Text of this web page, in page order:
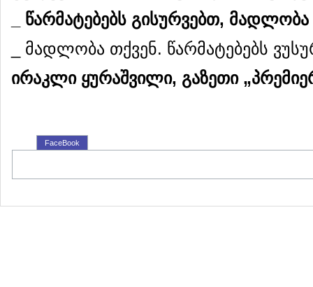
_ წარმატებებს გისურვებთ,
_ მადლობა თქვენ. წარმატებებს
ირაკლი ყურაშვილი, გაზეთი
FaceBook